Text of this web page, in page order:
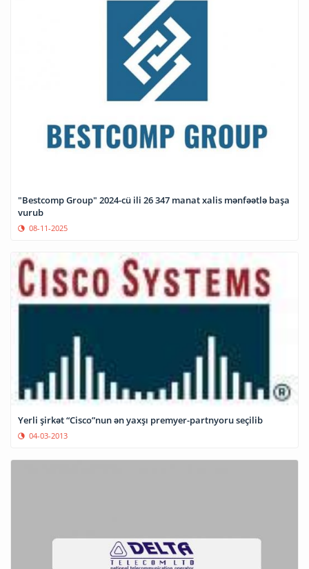
"Bestcomp Group" 2024-cü ili 26 347 manat xalis mənfəətlə başa
vurub
08-11-2025
Yerli şirkət “Cisco”nun ən yaxşı premyer-partnyoru seçilib
04-03-2013